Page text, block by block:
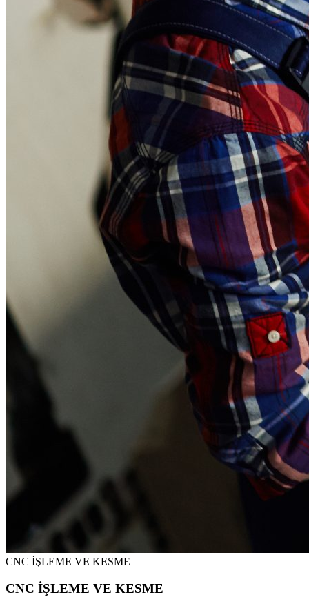
CNC İŞLEME VE KESME
CNC İŞLEME VE KESME